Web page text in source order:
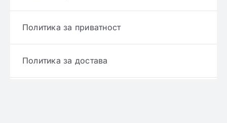
Политика за приватност
Политика за достава